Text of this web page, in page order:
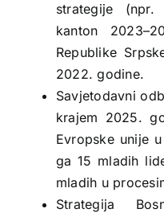
strategije (npr.
kanton
Republike
2022. godine.
Savjetodavni
krajem 2025.
Evropske unije
ga 15 mladih
mladih u
Strategija